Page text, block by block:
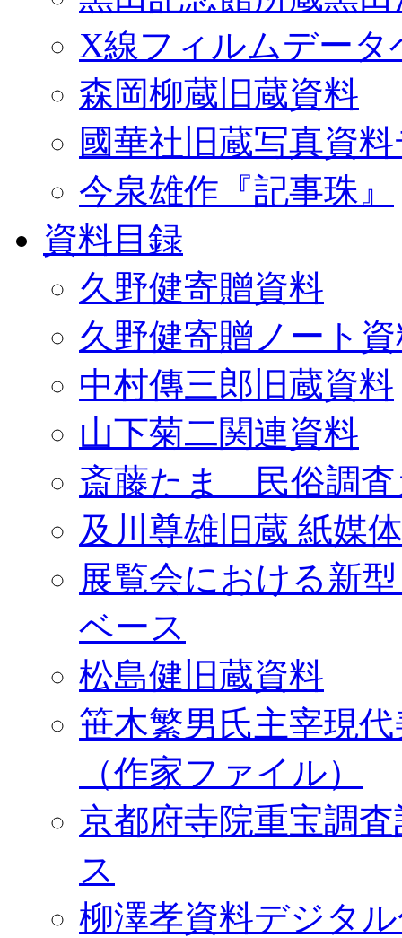
X線フィルムデータ
森岡柳蔵旧蔵資料
國華社旧蔵写真資
今泉雄作『記事珠』
資料目録
久野健寄贈資料
久野健寄贈ノート
中村傳三郎旧蔵資料
山下菊二関連資料
斎藤たま 民俗調査
及川尊雄旧蔵 紙媒
展覧会における新
ベース
松島健旧蔵資料
笹木繁男氏主宰現
（作家ファイル）
京都府寺院重宝調
ス
柳澤孝資料デジタ